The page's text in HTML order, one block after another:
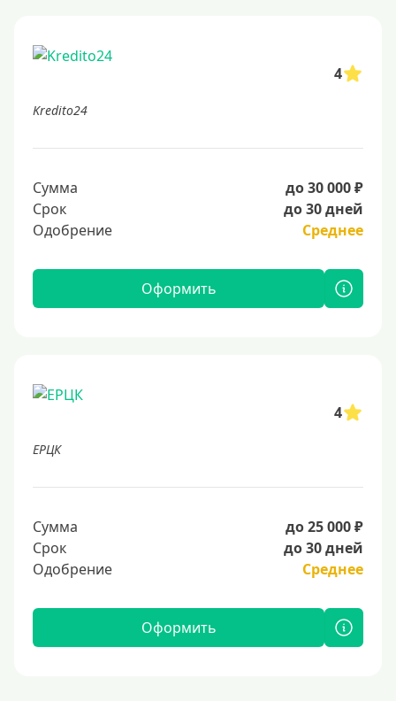
4
Kredito24
Сумма
до 30 000 ₽
Срок
до 30 дней
Одобрение
Среднее
Оформить
4
ЕРЦК
Сумма
до 25 000 ₽
Срок
до 30 дней
Одобрение
Среднее
Оформить